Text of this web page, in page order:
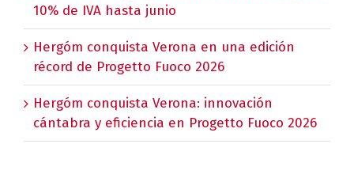
10% de IVA hasta junio
Hergóm conquista Verona en una edición
récord de Progetto Fuoco 2026
Hergóm conquista Verona: innovación
cántabra y eficiencia en Progetto Fuoco 2026